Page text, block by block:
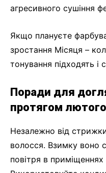
агресивного сушіння
Якщо плануєте
зростання Місяця –
тонування підходять і
Поради для
протягом лютого
Незалежно від
волосся. Взимку воно
повітря в